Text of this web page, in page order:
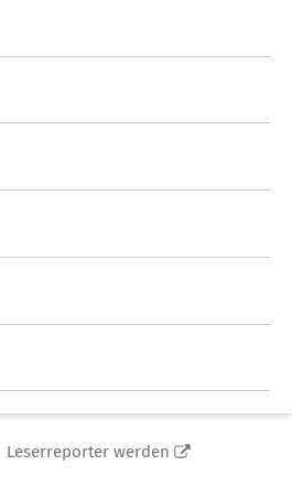
Leserreporter werden